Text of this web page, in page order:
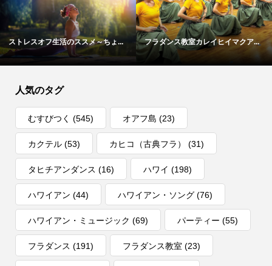
ストレスオフ生活のススメ～ちょ... フラダンス教室カレイヒイマクア...
人気のタグ
むすびつく (545) オアフ島 (23)
カクテル(53) カヒコ（古典フラ） (31)
タヒチアンダンス (16) ハワイ (198)
ハワイアン (44) ハワイアン・ソング(76)
ハワイアン・ミュージック (69) パーティー (55)
フラダンス (191) フラダンス教室 (23)